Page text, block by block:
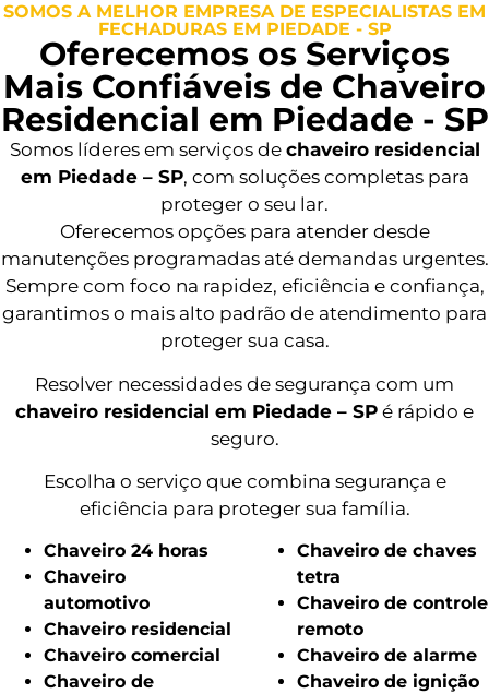
SOMOS A MELHOR EMPRESA DE ESPECIALISTAS EM
FECHADURAS EM PIEDADE - SP
Oferecemos os Serviços
Mais Confiáveis de Chaveiro
Residencial em Piedade - SP
Somos líderes em serviços de chaveiro residencial
em Piedade – SP, com soluções completas para
proteger o seu lar.
Oferecemos opções para atender desde
manutenções programadas até demandas urgentes.
Sempre com foco na rapidez, eficiência e confiança,
garantimos o mais alto padrão de atendimento para
proteger sua casa.
Resolver necessidades de segurança com um
chaveiro residencial em Piedade – SP é rápido e
seguro.
Escolha o serviço que combina segurança e
eficiência para proteger sua família.
Chaveiro 24 horas
Chaveiro
automotivo
Chaveiro residencial
Chaveiro comercial
Chaveiro de
Chaveiro de chaves
tetra
Chaveiro de controle
remoto
Chaveiro de alarme
Chaveiro de ignição